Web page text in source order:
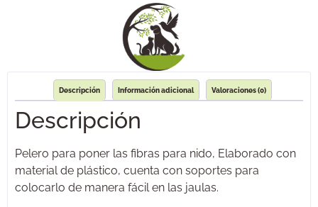
Descripción Información adicional Valoraciones (0)
Descripción
Pelero para poner las fibras para nido, Elaborado con
material de plástico, cuenta con soportes para
colocarlo de manera fácil en las jaulas.